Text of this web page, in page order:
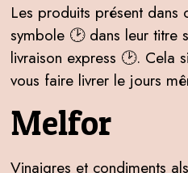
Les produits présent dans
symbole 🕑 dans leur titre
livraison express 🕑. Cela
vous faire livrer le jours
Melfor
Vinaigres et condiments